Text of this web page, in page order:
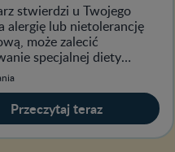
stwierdzi u Twojego
alergię lub nietolerancję
może zalecić
specjalnej diety
Przeczytaj teraz